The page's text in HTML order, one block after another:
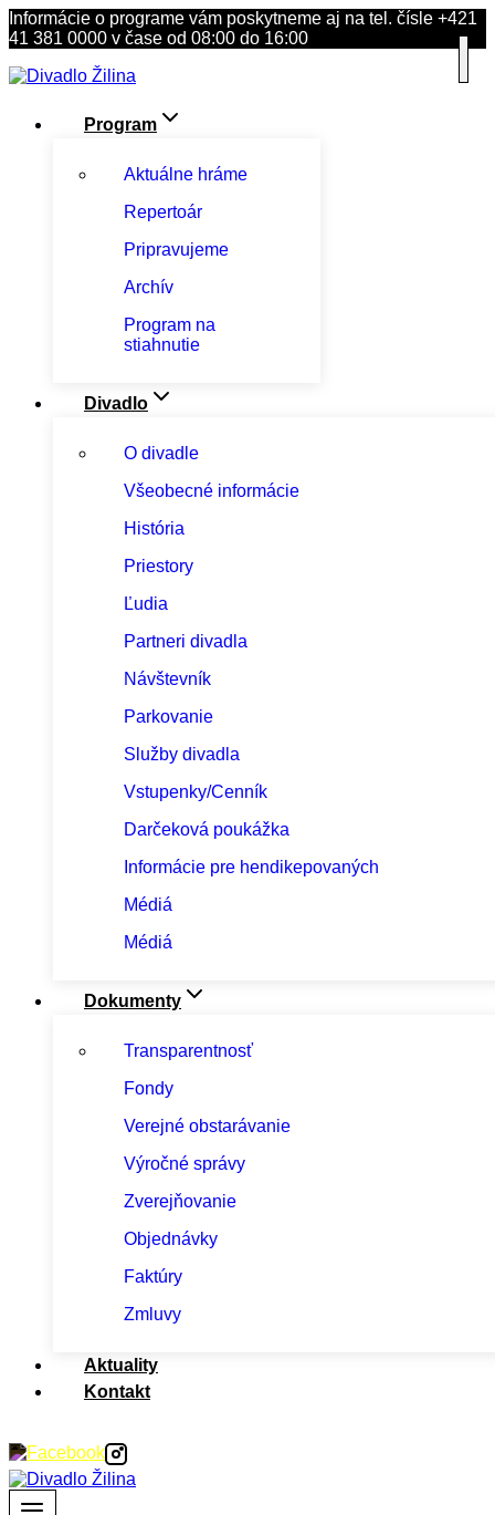
Skip
to
Informácie o programe vám poskytneme aj na tel. čísle +421
41 381 0000 v čase od 08:00 do 16:00
Program
Aktuálne hráme
Repertoár
Pripravujeme
Archív
Program na
stiahnutie
Divadlo
O divadle
Všeobecné informácie
História
Priestory
Ľudia
Partneri divadla
Návštevník
Parkovanie
Služby divadla
Vstupenky/Cenník
Darčeková poukážka
Informácie pre hendikepovaných
Médiá
Médiá
Dokumenty
Transparentnosť
Fondy
Verejné obstarávanie
Výročné správy
Zverejňovanie
Objednávky
Faktúry
Zmluvy
Aktuality
Kontakt